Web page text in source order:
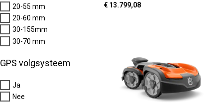
20-55 mm
20-60 mm
30-155mm
30-70 mm
GPS volgsysteem
Ja
Nee
€13.799,08